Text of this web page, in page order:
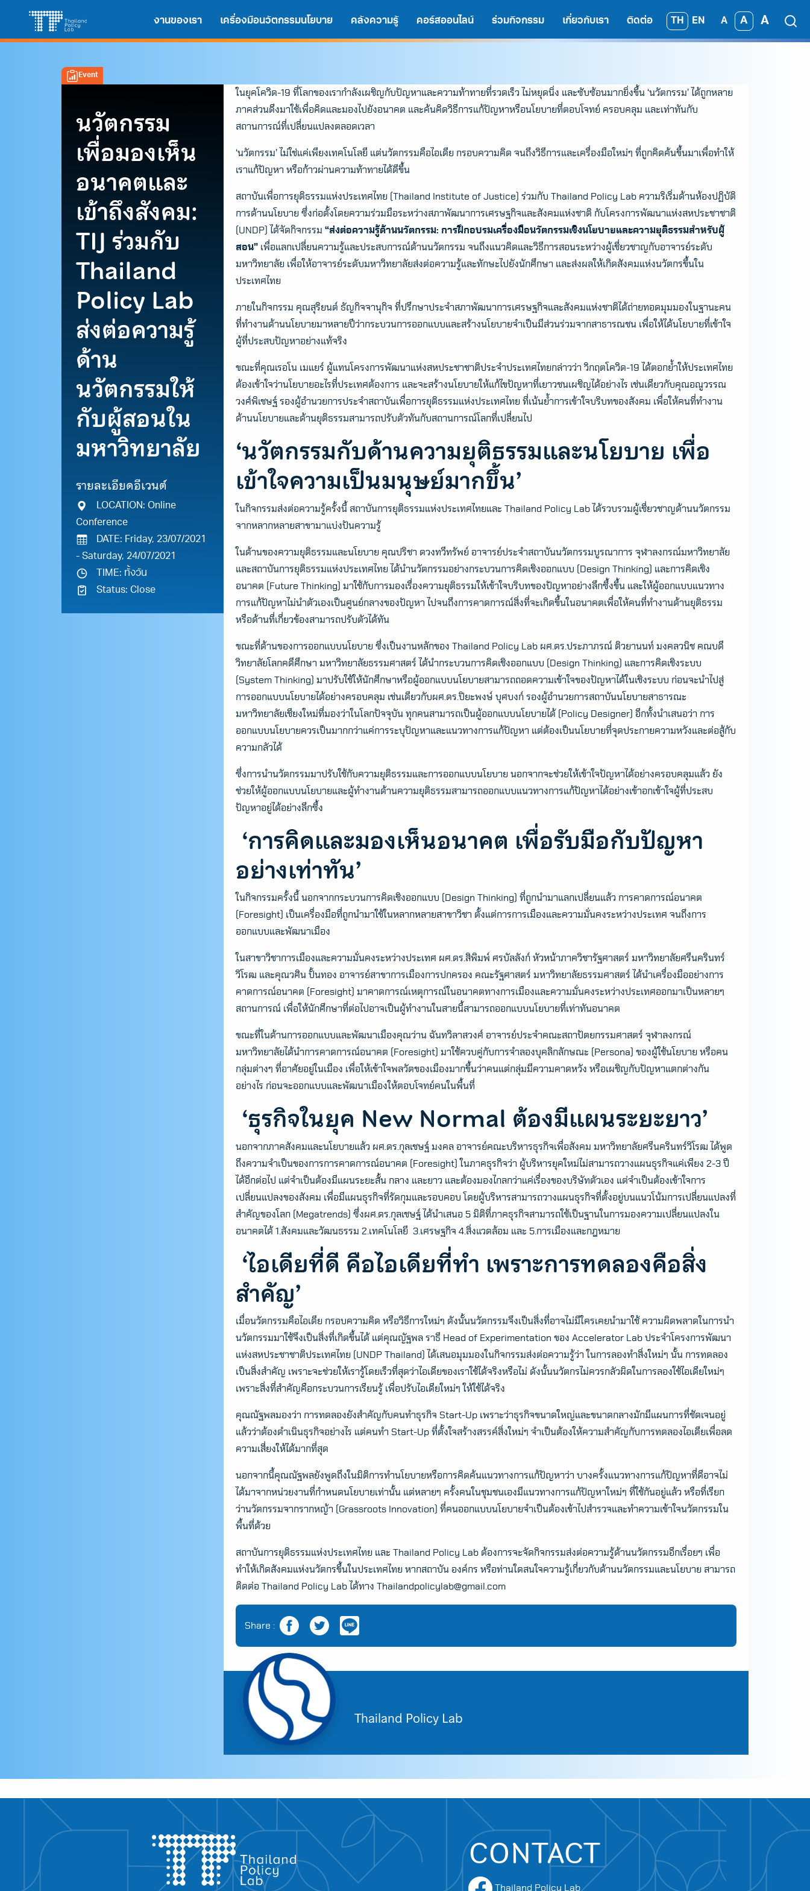
content
งานของเรา เครื่องมือนวัตกรรมนโยบาย คลังความรู้ คอร์สออนไลน์ ร่วมกิจกรรม เกี่ยวกับเรา ติดต่อ TH EN A A A
A A
Search
Search
for:
Event
นวัตกรรม
เพื่อมองเห็น
อนาคตและ
เข้าถึงสังคม:
TIJ ร่วมกับ
Thailand
Policy Lab
ส่งต่อความรู้
ด้าน
นวัตกรรมให้
กับผู้สอนใน
มหาวิทยาลัย
รายละเอียดอีเวนต์
LOCATION: Online
Conference
DATE: Friday, 23/07/2021
- Saturday, 24/07/2021
TIME: ทั้งวัน
Status: Close
ในยุคโควิด-19 ที่โลกของเรากำลังเผชิญกับปัญหาและความท้าทายที่รวดเร็ว ไม่หยุดนิ่ง และซับซ้อนมากยิ่งขึ้น ‘นวัตกรรม’ ได้ถูกหลาย
ภาคส่วนดึงมาใช้เพื่อคิดและมองไปยังอนาคต และค้นคิดวิธีการแก้ปัญหาหรือนโยบายที่ตอบโจทย์ ครอบคลุม และเท่าทันกับ
สถานการณ์ที่เปลี่ยนแปลงตลอดเวลา
‘นวัตกรรม’ ไม่ใช่แค่เพียงเทคโนโลยี แต่นวัตกรรมคือไอเดีย กรอบความคิด จนถึงวิธีการและเครื่องมือใหม่ๆ ที่ถูกคิดค้นขึ้นมาเพื่อทำให้
เราแก้ปัญหา หรือก้าวผ่านความท้าทายได้ดีขึ้น
สถาบันเพื่อการยุติธรรมแห่งประเทศไทย (Thailand Institute of Justice) ร่วมกับ Thailand Policy Lab ความริเริ่มด้านห้องปฏิบัติ
การด้านนโยบาย ซึ่งก่อตั้งโดยความร่วมมือระหว่างสภาพัฒนาการเศรษฐกิจและสังคมแห่งชาติ กับโครงการพัฒนาแห่งสหประชาชาติ
(UNDP) ได้จัดกิจกรรม “ส่งต่อความรู้ด้านนวัตกรรม: การฝึกอบรมเครื่องมือนวัตกรรมเชิงนโยบายและความยุติธรรมสำหรับผู้
สอน”เพื่อแลกเปลี่ยนความรู้และประสบการณ์ด้านนวัตกรรม จนถึงแนวคิดและวิธีการสอนระหว่างผู้เชี่ยวชาญกับอาจารย์ระดับ
มหาวิทยาลัย เพื่อให้อาจารย์ระดับมหาวิทยาลัยส่งต่อความรู้และทักษะไปยังนักศึกษา และส่งผลให้เกิดสังคมแห่งนวัตกรขึ้นใน
ประเทศไทย
ภายในกิจกรรม คุณสุริยนต์ ธัญกิจจานุกิจ ที่ปรึกษาประจำสภาพัฒนาการเศรษฐกิจและสังคมแห่งชาติได้ถ่ายทอดมุมมองในฐานะคน
ที่ทำงานด้านนโยบายมาหลายปีว่ากระบวนการออกแบบและสร้างนโยบายจำเป็นมีส่วนร่วมจากสาธารณชน เพื่อให้ได้นโยบายที่เข้าใจ
ผู้ที่ประสบปัญหาอย่างแท้จริง
ขณะที่คุณเรอโน เมแยร์ ผู้แทนโครงการพัฒนาแห่งสหประชาชาติประจำประเทศไทยกล่าวว่า วิกฤตโควิด-19 ได้ตอกย้ำให้ประเทศไทย
ต้องเข้าใจว่านโยบายอะไรที่ประเทศต้องการ และจะสร้างนโยบายให้แก้ไขปัญหาที่เยาวชนเผชิญได้อย่างไร เช่นเดียวกับคุณอณูวรรณ
วงศ์พิเชษฐ์ รองผู้อำนวยการประจำสถาบันเพื่อการยุติธรรมแห่งประเทศไทย ที่เน้นย้ำการเข้าใจบริบทของสังคม เพื่อให้คนที่ทำงาน
ด้านนโยบายและด้านยุติธรรมสามารถปรับตัวทันกับสถานการณ์โลกที่เปลี่ยนไป
‘นวัตกรรมกับด้านความยุติธรรมและนโยบาย เพื่อ
เข้าใจความเป็นมนุษย์มากขึ้น’
ในกิจกรรมส่งต่อความรู้ครั้งนี้ สถาบันการยุติธรรมแห่งประเทศไทยและ Thailand Policy Lab ได้รวบรวมผู้เชี่ยวชาญด้านนวัตกรรม
จากหลากหลายสาขามาแบ่งปันความรู้
ในด้านของความยุติธรรมและนโยบาย คุณปริชา ดวงทวีทรัพย์ อาจารย์ประจำสถาบันนวัตกรรมบูรณาการ จุฬาลงกรณ์มหาวิทยาลัย
และสถาบันการยุติธรรมแห่งประเทศไทย ได้นำนวัตกรรมอย่างกระบวนการคิดเชิงออกแบบ (Design Thinking) และการคิดเชิง
อนาคต (Future Thinking) มาใช้กับการมองเรื่องความยุติธรรมให้เข้าใจบริบทของปัญหาอย่างลึกซึ้งขึ้น และให้ผู้ออกแบบแนวทาง
การแก้ปัญหาไม่นำตัวเองเป็นศูนย์กลางของปัญหา ไปจนถึงการคาดการณ์สิ่งที่จะเกิดขึ้นในอนาคตเพื่อให้คนที่ทำงานด้านยุติธรรม
หรือด้านที่เกี่ยวข้องสามารถปรับตัวได้ทัน
ขณะที่ด้านของการออกแบบนโยบาย ซึ่งเป็นงานหลักของ Thailand Policy Lab ผศ.ดร.ประภาภรณ์ ติวยานนท์ มงคลวนิช คณบดี
วิทยาลัยโลกคดีศึกษา มหาวิทยาลัยธรรมศาสตร์ ได้นำกระบวนการคิดเชิงออกแบบ (Design Thinking) และการคิดเชิงระบบ
(System Thinking) มาปรับใช้ให้นักศึกษาหรือผู้ออกแบบนโยบายสามารถถอดความเข้าใจของปัญหาได้ในเชิงระบบ ก่อนจะนำไปสู่
การออกแบบนโยบายได้อย่างครอบคลุม เช่นเดียวกับผศ.ดร.ปิยะพงษ์ บุศบงก์ รองผู้อำนวยการสถาบันนโยบายสาธารณะ
มหาวิทยาลัยเชียงใหม่ที่มองว่าในโลกปัจจุบัน ทุกคนสามารถเป็นผู้ออกแบบนโยบายได้ (Policy Designer) อีกทั้งนำเสนอว่า การ
ออกแบบนโยบายควรเป็นมากกว่าแค่การระบุปัญหาและแนวทางการแก้ปัญหา แต่ต้องเป็นนโยบายที่จุดประกายความหวังและต่อสู้กับ
ความกลัวได้
ซึ่งการนำนวัตกรรมมาปรับใช้กับความยุติธรรมและการออกแบบนโยบาย นอกจากจะช่วยให้เข้าใจปัญหาได้อย่างครอบคลุมแล้ว ยัง
ช่วยให้ผู้ออกแบบนโยบายและผู้ทำงานด้านความยุติธรรมสามารถออกแบบแนวทางการแก้ปัญหาได้อย่างเข้าอกเข้าใจผู้ที่ประสบ
ปัญหาอยู่ได้อย่างลึกซึ้ง
‘การคิดและมองเห็นอนาคต เพื่อรับมือกับปัญหา
อย่างเท่าทัน’
ในกิจกรรมครั้งนี้ นอกจากกระบวนการคิดเชิงออกแบบ (Design Thinking) ที่ถูกนำมาแลกเปลี่ยนแล้ว การคาดการณ์อนาคต
(Foresight) เป็นเครื่องมือที่ถูกนำมาใช้ในหลากหลายสาขาวิชา ตั้งแต่การการเมืองและความมั่นคงระหว่างประเทศ จนถึงการ
ออกแบบและพัฒนาเมือง
ในสาขาวิชาการเมืองและความมั่นคงระหว่างประเทศ ผศ.ดร.สิพิมพ์ ศรบัลลังก์ หัวหน้าภาควิชารัฐศาสตร์ มหาวิทยาลัยศรีนครินทร์
วิโรฒ และคุณวศิน ปั้นทอง อาจารย์สาขาการเมืองการปกครอง คณะรัฐศาสตร์ มหาวิทยาลัยธรรมศาสตร์ ได้นำเครื่องมืออย่างการ
คาดการณ์อนาคต (Foresight) มาคาดการณ์เหตุการณ์ในอนาคตทางการเมืองและความมั่นคงระหว่างประเทศออกมาเป็นหลายๆ
สถานการณ์ เพื่อให้นักศึกษาที่ต่อไปอาจเป็นผู้ทำงานในสายนี้สามารถออกแบบนโยบายที่เท่าทันอนาคต
ขณะที่ในด้านการออกแบบและพัฒนาเมืองคุณว่าน ฉันทวิลาสวงศ์ อาจารย์ประจำคณะสถาปัตยกรรมศาสตร์ จุฬาลงกรณ์
มหาวิทยาลัยได้นำการคาดการณ์อนาคต (Foresight) มาใช้ควบคู่กับการจำลองบุคลิกลักษณะ (Persona) ของผู้ใช้นโยบาย หรือคน
กลุ่มต่างๆ ที่อาศัยอยู่ในเมือง เพื่อให้เข้าใจพลวัตของเมืองมากขึ้นว่าคนแต่กลุ่มมีความคาดหวัง หรือเผชิญกับปัญหาแตกต่างกัน
อย่างไร ก่อนจะออกแบบและพัฒนาเมืองให้ตอบโจทย์คนในพื้นที่
‘ธุรกิจในยุค New Normal ต้องมีแผนระยะยาว’
นอกจากภาคสังคมและนโยบายแล้ว ผศ.ดร.กุลเชษฐ์ มงคล อาจารย์คณะบริหารธุรกิจเพื่อสังคม มหาวิทยาลัยศรีนครินทร์วิโรฒ ได้พูด
ถึงความจำเป็นของการการคาดการณ์อนาคต (Foresight) ในภาคธุรกิจว่า ผู้บริหารยุคใหม่ไม่สามารถวางแผนธุรกิจแค่เพียง 2-3 ปี
ได้อีกต่อไป แต่จำเป็นต้องมีแผนระยะสั้น กลาง และยาว และต้องมองไกลกว่าแค่เรื่องของบริษัทตัวเอง แต่จำเป็นต้องเข้าใจการ
เปลี่ยนแปลงของสังคม เพื่อมีแผนธุรกิจที่รัดกุมและรอบคอบ โดยผู้บริหารสามารถวางแผนธุรกิจที่ตั้งอยู่บนแนวโน้มการเปลี่ยนแปลงที่
สำคัญของโลก (Megatrends) ซึ่งผศ.ดร.กุลเชษฐ์ ได้นำเสนอ 5 มิติที่ภาคธุรกิจสามารถใช้เป็นฐานในการมองความเปลี่ยนแปลงใน
อนาคตได้ 1.สังคมและวัฒนธรรม 2.เทคโนโลยี 3.เศรษฐกิจ 4.สิ่งแวดล้อม และ 5.การเมืองและกฎหมาย
‘ไอเดียที่ดี คือไอเดียที่ทำ เพราะการทดลองคือสิ่ง
สำคัญ’
เมื่อนวัตกรรมคือไอเดีย กรอบความคิด หรือวิธีการใหม่ๆ ดังนั้นนวัตกรรมจึงเป็นสิ่งที่อาจไม่มีใครเคยนำมาใช้ ความผิดพลาดในการนำ
นวัตกรรมมาใช้จึงเป็นสิ่งที่เกิดขึ้นได้ แต่คุณญัฐพล ราธี Head of Experimentation ของ Accelerator Lab ประจำโครงการพัฒนา
แห่งสหประชาชาติประเทศไทย (UNDP Thailand) ได้เสนอมุมมองในกิจกรรมส่งต่อความรู้ว่า ในการลองทำสิ่งใหม่ๆ นั้น การทดลอง
เป็นสิ่งสำคัญ เพราะจะช่วยให้เรารู้โดยเร็วที่สุดว่าไอเดียของเราใช้ได้จริงหรือไม่ ดังนั้นนวัตกรไม่ควรกลัวผิดในการลองใช้ไอเดียใหม่ๆ
เพราะสิ่งที่สำคัญคือกระบวนการเรียนรู้ เพื่อปรับไอเดียใหม่ๆ ให้ใช้ได้จริง
คุณณัฐพลมองว่า การทดลองยังสำคัญกับคนทำธุรกิจ Start-Up เพราะว่าธุรกิจขนาดใหญ่และขนาดกลางมักมีแผนการที่ชัดเจนอยู่
แล้วว่าต้องดำเนินธุรกิจอย่างไร แต่คนทำ Start-Up ที่ตั้งใจสร้างสรรค์สิ่งใหม่ๆ จำเป็นต้องให้ความสำคัญกับการทดลองไอเดียเพื่อลด
ความเสี่ยงให้ได้มากที่สุด
นอกจากนี้คุณณัฐพลยังพูดถึงในมิติการทำนโยบายหรือการคิดค้นแนวทางการแก้ปัญหาว่า บางครั้งแนวทางการแก้ปัญหาที่ดีอาจไม่
ได้มาจากหน่วยงานที่กำหนดนโยบายเท่านั้น แต่หลายๆ ครั้งคนในชุมชนเองมีแนวทางการแก้ปัญหาใหม่ๆ ที่ใช้กันอยู่แล้ว หรือที่เรียก
ว่านวัตกรรมจากรากหญ้า (Grassroots Innovation) ที่คนออกแบบนโยบายจำเป็นต้องเข้าไปสำรวจและทำความเข้าใจนวัตกรรมใน
พื้นที่ด้วย
สถาบันการยุติธรรมแห่งประเทศไทย และ Thailand Policy Lab ต้องการจะจัดกิจกรรมส่งต่อความรู้ด้านนวัตกรรมอีกเรื่อยๆ เพื่อ
ทำให้เกิดสังคมแห่งนวัตกรขึ้นในประเทศไทย หากสถาบัน องค์กร หรือท่านใดสนใจความรู้เกี่ยวกับด้านนวัตกรรมและนโยบาย สามารถ
ติดต่อ Thailand Policy Lab ได้ทาง Thailandpolicylab@gmail.com
Share :
Thailand Policy Lab
CONTACT
Thailand Policy Lab